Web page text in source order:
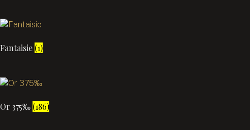
Fantaisie (1)
Or 375‰ (186)